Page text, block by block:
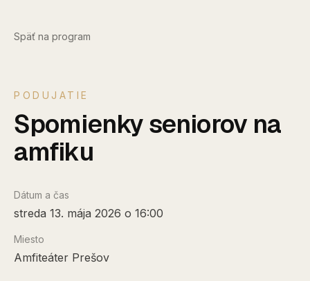
Späť na program
PODUJATIE
Spomienky seniorov na
amfiku
Dátum a čas
streda 13. mája 2026 o 16:00
Miesto
Amfiteáter Prešov